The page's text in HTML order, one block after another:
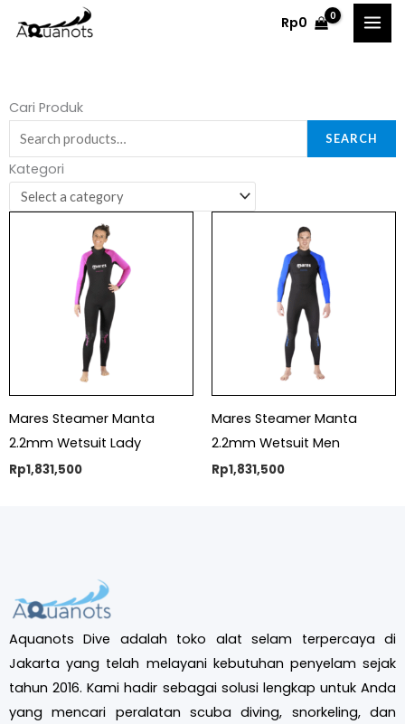
Rp0
Cari Produk
Search
for:
SEARCH
Kategori
Mares Steamer Manta
2.2mm Wetsuit Lady
Rp1,831,500
Mares Steamer Manta
2.2mm Wetsuit Men
Rp1,831,500
Aquanots Dive adalah toko alat selam terpercaya di
Jakarta yang telah melayani kebutuhan penyelam sejak
tahun 2016. Kami hadir sebagai solusi lengkap untuk Anda
yang mencari peralatan scuba diving, snorkeling, dan